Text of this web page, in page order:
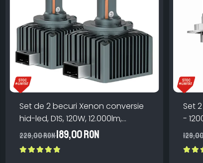
Set de 2 becuri Xenon conversie
hid-led, D1S, 120W, 12.000lm,
Canbus, Miez Cupru, Radiator
Aluminiu, Premium, Alb Rece
229,00 RON189,00 RON
Set
-